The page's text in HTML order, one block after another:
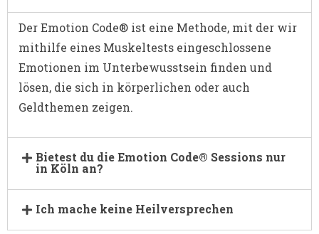
Der Emotion Code® ist eine Methode, mit der wir
mithilfe eines Muskeltests eingeschlossene
Emotionen im Unterbewusstsein finden und
lösen, die sich in körperlichen oder auch
Geldthemen zeigen.
Bietest du die Emotion Code® Sessions nur
in Köln an?
Ich mache keine Heilversprechen